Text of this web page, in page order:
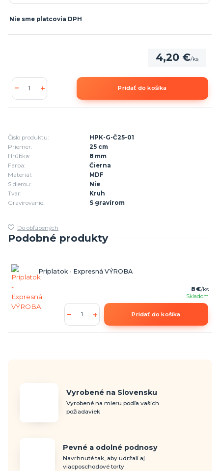
Nie sme platcovia DPH
4,20 €/ks
Pridať do košíka
Číslo produktu:
HPK-G-Č25-01
Priemer:
25 cm
Hrúbka:
8 mm
Farba:
Čierna
Materiál:
MDF
S dierou:
Nie
Tvar:
Kruh
Gravírovanie:
S gravírom
Do obľúbených
Podobné produkty
Príplatok - Expresná VÝROBA
8 €/ks
Skladom
Pridať do košíka
Vyrobené na Slovensku
Vyrobené na mieru podľa vašich
požiadaviek
Pevné a odolné podnosy
Navrhnuté tak, aby udržali aj
viacposchodové torty